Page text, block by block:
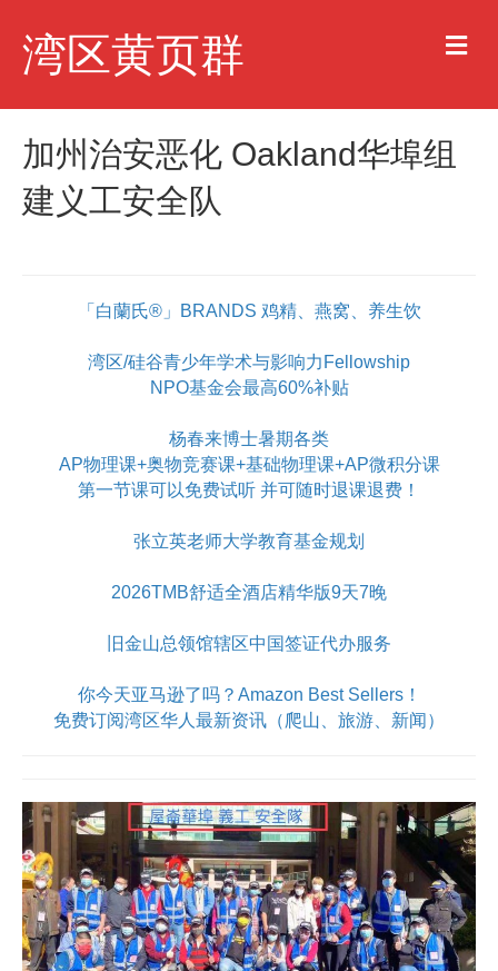
湾区黄页群 M
e
u
加州治安恶化 Oakland华埠组
建义工安全队
「白蘭氏®」BRANDS 鸡精、燕窝、养生饮
湾区/硅谷青少年学术与影响力Fellowship
NPO基金会最高60%补贴
杨春来博士暑期各类
AP物理课+奥物竞赛课+基础物理课+AP微积分课
第一节课可以免费试听 并可随时退课退费！
张立英老师大学教育基金规划
2026TMB舒适全酒店精华版9天7晚
旧金山总领馆辖区中国签证代办服务
你今天亚马逊了吗？Amazon Best Sellers！
免费订阅湾区华人最新资讯（爬山、旅游、新闻）